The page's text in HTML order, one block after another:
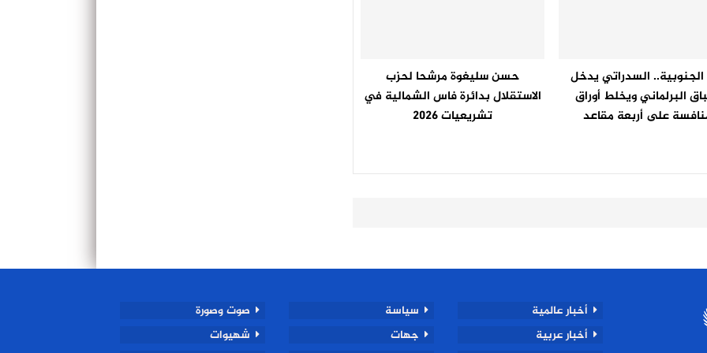
السدراتي يدخل
البرلماني ويخلط أوراق
على أربعة مقاعد
حسن سليغوة مرشحا لحزب
الاستقلال بدائرة فاس الشمالية في
تشريعيات 2026
أخبار عالمية
أخبار عربية
سياسة
جهات
صوت وصورة
شهيوات